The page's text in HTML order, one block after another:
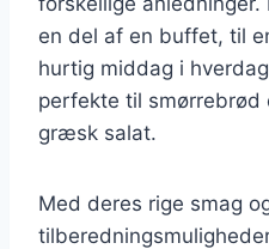
en del af en buffet, til
hurtig middag i
perfekte til smørrebrød
græsk salat.
Med deres rige smag